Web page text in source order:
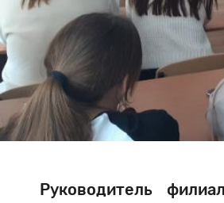
Руководитель